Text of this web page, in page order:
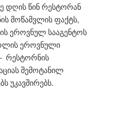
დღის წინ რესტორან
მოწამვლის ფაქტს,
ეროვნულ სააგენტოს
ეროვნული
რესტორნის
შემოტანილ
უკავშირებს.